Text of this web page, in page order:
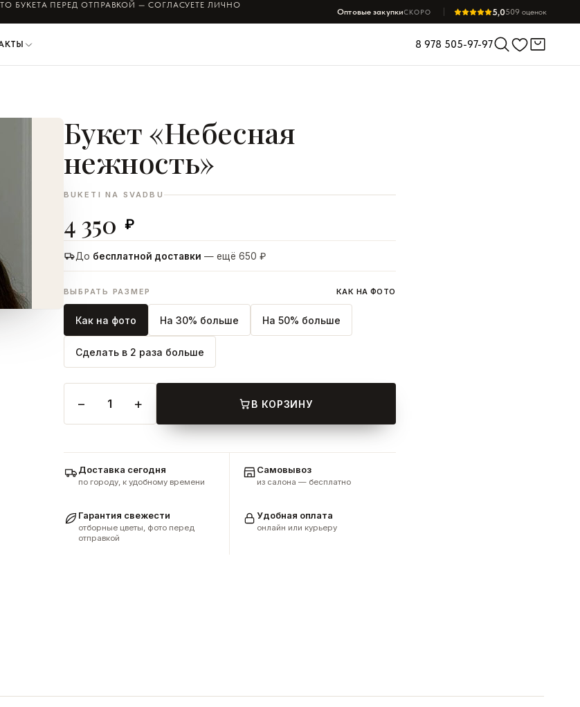
БУКЕТА ПЕРЕД ОТПРАВКОЙ — СОГЛАСУЕТЕ ЛИЧНО
Оптовые закупкиСКОРО 5,0509 оценок
8 978 505-97-97
Букет «Небесная
нежность»
BUKETI NA SVADBU
4 350 ₽
До бесплатной доставки — ещё 650 ₽
ВЫБРАТЬ РАЗМЕР КАК НА ФОТО
Как на фото На 30% больше На 50% больше
Сделать в 2 раза больше
− 1 + В КОРЗИНУ
ДОБАВИТЬ В КОРЗИНУ
Доставка сегодня
по городу, к удобному времени
Самовывоз
из салона — бесплатно
Гарантия свежести
отборные цветы, фото перед
отправкой
Удобная оплата
онлайн или курьеру